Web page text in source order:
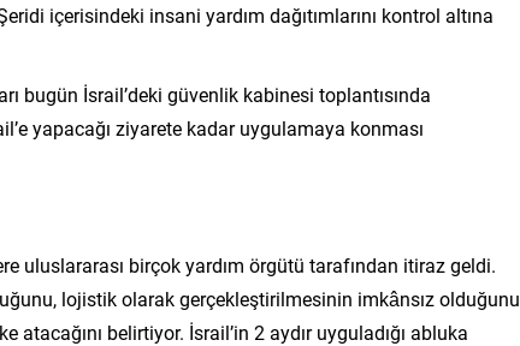
içerisindeki insani yardım dağıtımlarını kontrol altına
bugün İsrail’deki güvenlik kabinesi toplantısında
yapacağı ziyarete kadar uygulamaya konması
uluslararası birçok yardım örgütü tarafından itiraz geldi.
lojistik olarak gerçekleştirilmesinin imkânsız olduğunu
atacağını belirtiyor. İsrail’in 2 aydır uyguladığı abluka